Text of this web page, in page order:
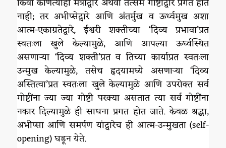
नाही; तर अभीप्सेद्वारे आणि अंतर्मुख व ऊर्ध्वमुख अशा
आत्म-एकाग्रतेद्वारे, ईश्वरी शक्तीच्या ‘दिव्य प्रभावा’प्रत
स्वतःला खुले केल्यामुळे, आणि आपल्या ऊर्ध्वस्थित
असणाऱ्या ‘दिव्य शक्ती’प्रत व तिच्या कार्याप्रत स्वतःला
उन्मुख केल्यामुळे, तसेच हृदयामध्ये असणाऱ्या ‘दिव्य
अस्तित्वा’प्रत स्वतःला खुले केल्यामुळे आणि उपरोक्त सर्व
गोष्टींना ज्या ज्या गोष्टी परक्या असतात त्या सर्व गोष्टींना
नकार दिल्यामुळे ही साधना प्रगत होत जाते. केवळ श्रद्धा,
अभीप्सा आणि समर्पण यांद्वारेच ही आत्म-उन्मुखता (self-
opening) घडून येते.